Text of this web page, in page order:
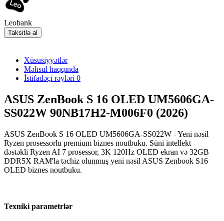
Leobank
Taksitlə al
Xüsusiyyətlər
Məhsul haqqında
İstifadəçi rəyləri 0
ASUS ZenBook S 16 OLED UM5606GA-
SS022W 90NB17H2-M006F0 (2026)
ASUS ZenBook S 16 OLED UM5606GA-SS022W - Yeni nəsil
Ryzen prosessorlu premium biznes noutbuku. Süni intellekt
dəstəkli Ryzen AI 7 prosessor, 3K 120Hz OLED ekran və 32GB
DDR5X RAM'la təchiz olunmuş yeni nəsil ASUS Zenbook S16
OLED biznes noutbuku.
Texniki parametrlər